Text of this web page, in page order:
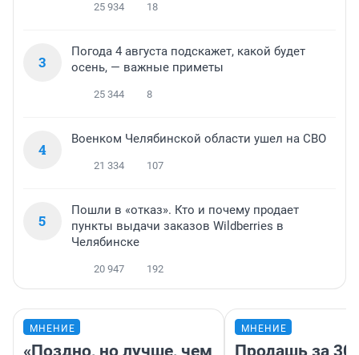
25 934 18
3
Погода 4 августа подскажет, какой будет
осень, — важные приметы
25 344 8
4
Военком Челябинской области ушел на СВО
21 334 107
5
Пошли в «отказ». Кто и почему продает
пункты выдачи заказов Wildberries в
Челябинске
20 947 192
МНЕНИЕ
«Поздно, но лучше, чем
МНЕНИЕ
Продашь за